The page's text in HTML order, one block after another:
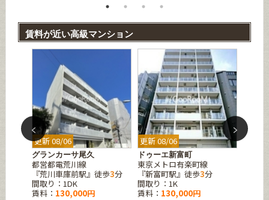
賃料が近い高級マンション
更新 08/06
グランカーサ尾久
都営都電荒川線
『荒川車庫前駅』徒歩3分
間取り：1DK
賃料： 130,000円
更新 08/06
ドゥーエ新富町
東京メトロ有楽町線
『新富町駅』徒歩3分
間取り：1K
賃料： 130,000円